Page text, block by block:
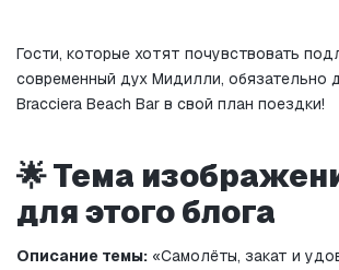
Гости, которые хотят почувствовать
современный дух Мидилли, обязательно
Bracciera Beach Bar в свой план поездки!
🌟 Тема
для этого блога
Описание темы: «Самолёты, закат и